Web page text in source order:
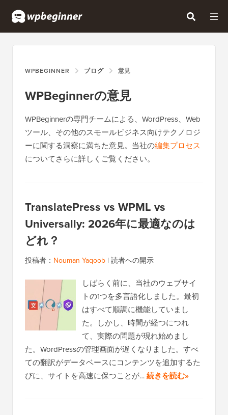
WPBEGINNER ブログ 意見
WPBeginnerの意見
WPBeginnerの専門チームによる、WordPress、Web
ツール、その他のスモールビジネス向けテクノロジ
ーに関する洞察に満ちた意見。当社の編集プロセス
についてさらに詳しくご覧ください。
TranslatePress vs WPML vs
Universally: 2026年に最適なのは
どれ？
投稿者： Nouman Yaqoob | 読者への開示
しばらく前に、当社のウェブサイ
トの1つを多言語化しました。最初
はすべて順調に機能していまし
た。しかし、時間が経つにつれ
て、実際の問題が現れ始めまし
た。WordPressの管理画面が遅くなりました。すべ
ての翻訳がデータベースにコンテンツを追加するた
びに、サイトを高速に保つことが…続きを読む»